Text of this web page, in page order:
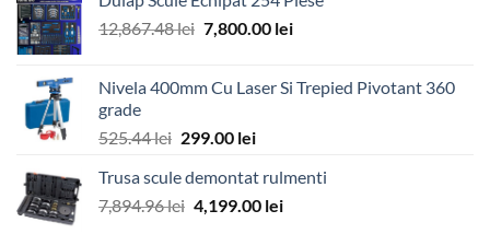
fost:
2,164.21 lei.
989.00 lei.
12,867.48lei Prețul
fost:
7,800.00 leiPrețul
7,800.00 lei.
Nivela 400mm Cu Laser Si Trepied Pivotant 360
grade
525.44lei Prețul
a
fost:
299.00 leiPrețul
este:
299.00 lei.
Trusa scule demontat rulmenti
7,894.96lei Prețul
4,199.00 leiPrețul